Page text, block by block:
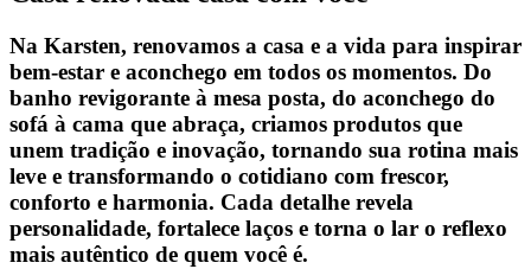
Na Karsten, renovamos a casa e a vida para inspirar
bem-estar e aconchego em todos os momentos. Do
banho revigorante à mesa posta, do aconchego do
sofá à cama que abraça, criamos produtos que
unem tradição e inovação, tornando sua rotina mais
leve e transformando o cotidiano com frescor,
conforto e harmonia. Cada detalhe revela
personalidade, fortalece laços e torna o lar o reflexo
mais autêntico de quem você é.